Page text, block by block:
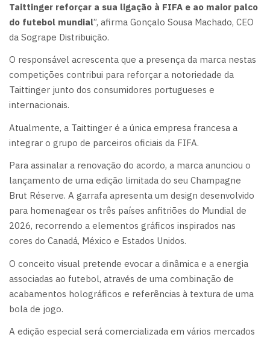
Taittinger reforçar a sua ligação à FIFA e ao maior palco
do futebol mundial”, afirma Gonçalo Sousa Machado, CEO
da Sogrape Distribuição.
O responsável acrescenta que a presença da marca nestas
competições contribui para reforçar a notoriedade da
Taittinger junto dos consumidores portugueses e
internacionais.
Atualmente, a Taittinger é a única empresa francesa a
integrar o grupo de parceiros oficiais da FIFA.
Para assinalar a renovação do acordo, a marca anunciou o
lançamento de uma edição limitada do seu Champagne
Brut Réserve. A garrafa apresenta um design desenvolvido
para homenagear os três países anfitriões do Mundial de
2026, recorrendo a elementos gráficos inspirados nas
cores do Canadá, México e Estados Unidos.
O conceito visual pretende evocar a dinâmica e a energia
associadas ao futebol, através de uma combinação de
acabamentos holográficos e referências à textura de uma
bola de jogo.
A edição especial será comercializada em vários mercados